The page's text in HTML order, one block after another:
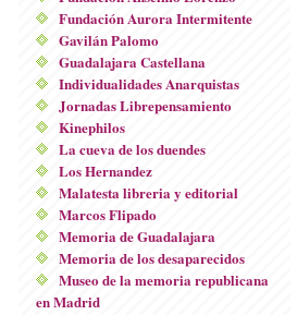
Fundación Aurora Intermitente
Gavilán Palomo
Guadalajara Castellana
Individualidades Anarquistas
Jornadas Librepensamiento
Kinephilos
La cueva de los duendes
Los Hernandez
Malatesta libreria y editorial
Marcos Flipado
Memoria de Guadalajara
Memoria de los desaparecidos
Museo de la memoria republicana
en Madrid